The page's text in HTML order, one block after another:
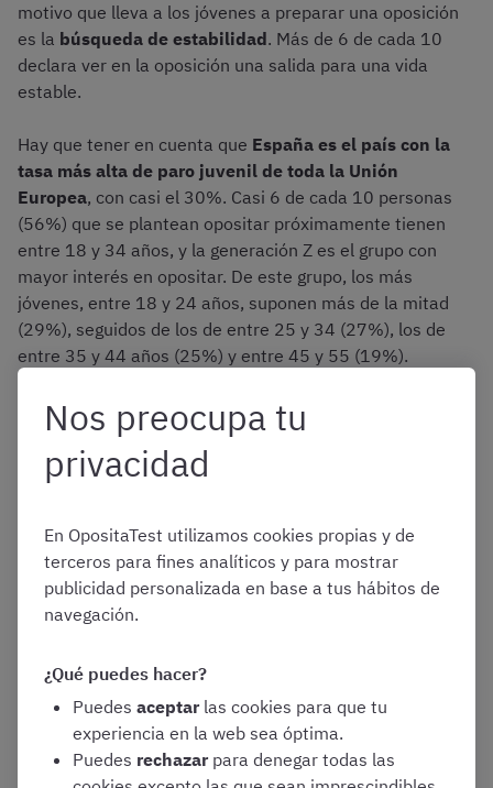
motivo que lleva a los jóvenes a preparar una oposición
es la búsqueda de estabilidad. Más de 6 de cada 10
declara ver en la oposición una salida para una vida
estable.
Hay que tener en cuenta que España es el país con la
tasa más alta de paro juvenil de toda la Unión
Europea, con casi el 30%. Casi 6 de cada 10 personas
(56%) que se plantean opositar próximamente tienen
entre 18 y 34 años, y la generación Z es el grupo con
mayor interés en opositar. De este grupo, los más
jóvenes, entre 18 y 24 años, suponen más de la mitad
(29%), seguidos de los de entre 25 y 34 (27%), los de
entre 35 y 44 años (25%) y entre 45 y 55 (19%).
Las oposiciones más demandadas son las más
numerosas en cuanto a plazas (Administrativos y
Auxiliares, Sanidad y Educación), aunque no es de
extrañar que preparen varias a la vez.
El objetivo es conseguir una plaza y no tanto
el tipo de plaza, ya que una vez dentro estos
jóvenes se plantean ascender o poder
deseados.
Jacobo Fariña, responsable de comunicación de
OpositaTest, sobre las motivaciones de los
Nos preocupa tu
privacidad
En OpositaTest utilizamos cookies propias y de
terceros para fines analíticos y para mostrar
publicidad personalizada en base a tus hábitos de
navegación.
¿Qué puedes hacer?
Puedes aceptar las cookies para que tu
experiencia en la web sea óptima.
Puedes rechazar para denegar todas las